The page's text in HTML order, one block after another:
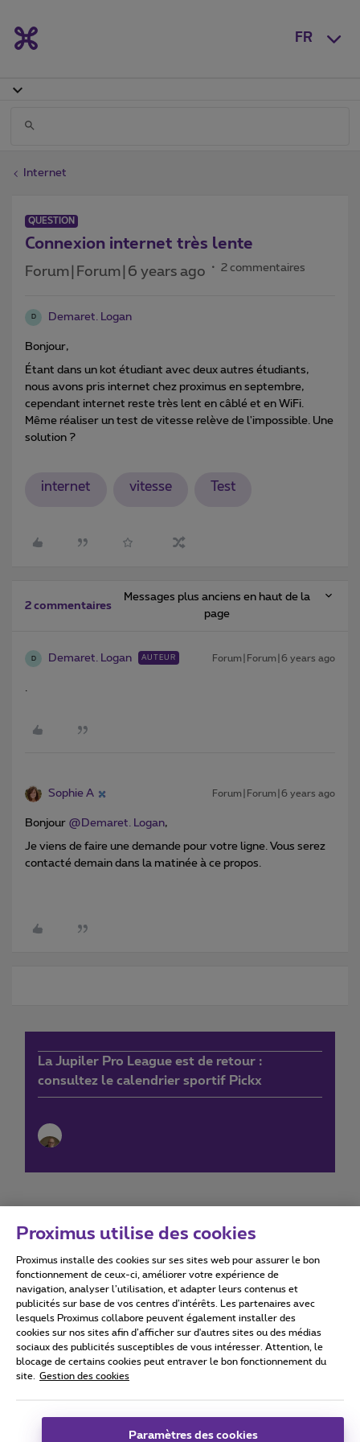
FR
Internet
QUESTION
Connexion internet très lente
Forum|Forum|6 years ago 2 commentaires
D Demaret. Logan
Bonjour,
Étant dans un kot étudiant avec deux autres étudiants,
nous avons pris internet chez proximus en septembre,
cependant internet reste très lent en câblé et en WiFi.
Même réaliser un test de vitesse relève de l'impossible. Une
solution ?
internet vitesse Test
2 commentaires
Messages plus anciens en haut de la
page
D Demaret. Logan AUTEUR Forum|Forum|6 years ago
.
Sophie A Forum|Forum|6 years ago
Bonjour @Demaret. Logan,
Je viens de faire une demande pour votre ligne. Vous serez
contacté demain dans la matinée à ce propos.
La Jupiler Pro League est de retour :
consultez le calendrier sportif Pickx
Conditions d'utilisation Accessibility statement
Tous droits réservés. © 2026 Proximus
Conditions générales, info consommateur
Coordonnées de l’entreprise
Proximus utilise des cookies
Proximus installe des cookies sur ses sites web pour assurer le bon
fonctionnement de ceux-ci, améliorer votre expérience de
navigation, analyser l’utilisation, et adapter leurs contenus et
publicités sur base de vos centres d’intérêts. Les partenaires avec
lesquels Proximus collabore peuvent également installer des
cookies sur nos sites afin d’afficher sur d'autres sites ou des médias
sociaux des publicités susceptibles de vous intéresser. Attention, le
blocage de certains cookies peut entraver le bon fonctionnement du
site.
Gestion des cookies
Paramètres des cookies